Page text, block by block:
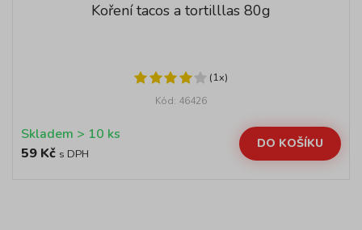
Koření tacos a tortilllas 80g
(1x)
Kód: 46426
Skladem > 10 ks
59 Kč s DPH
DO KOŠÍKU